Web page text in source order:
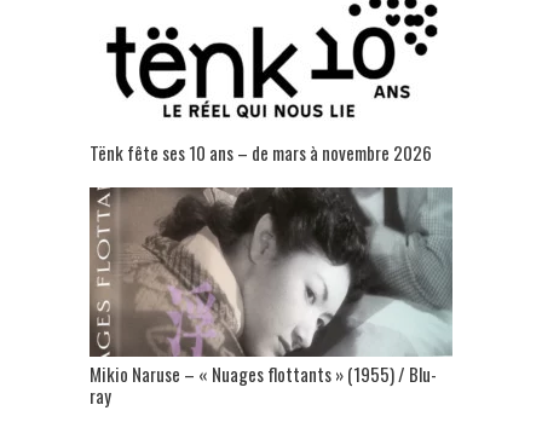
Tënk fête ses 10 ans – de mars à novembre 2026
Mikio Naruse – « Nuages flottants » (1955) / Blu-
ray